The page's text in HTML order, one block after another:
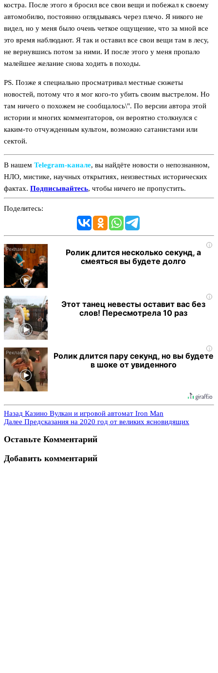
костра. После этого я бросил все свои вещи и побежал к своему
автомобилю, постоянно оглядываясь через плечо. Я никого не
видел, но у меня было очень четкое ощущение, что за мной все
это время наблюдают. Я так и оставил все свои вещи там в лесу,
не вернувшись потом за ними. И после этого у меня пропало
малейшее желание снова ходить в походы.
PS. Позже я специально просматривал местные сюжеты
новостей, потому что я мог кого-то убить своим выстрелом. Но
там ничего о похожем не сообщалось\". По версии автора этой
истории и многих комментаторов, он вероятно столкнулся с
каким-то отчужденным культом, возможно сатанистами или
сектой.
В нашем Telegram‑канале, вы найдёте новости о непознанном,
НЛО, мистике, научных открытиях, неизвестных исторических
фактах. Подписывайтесь, чтобы ничего не пропустить.
Поделитесь:
i
Ролик длится несколько секунд, а
смеяться вы будете долго
i
Этот танец невесты оставит вас без
слов! Пересмотрела 10 раз
i
Ролик длится пару секунд, но вы будете
в шоке от увиденного
Назад Казино Вулкан и игровой автомат Iron Man
Далее Предсказания на 2020 год от великих ясновидящих
Оставьте Комментарий
Добавить комментарий